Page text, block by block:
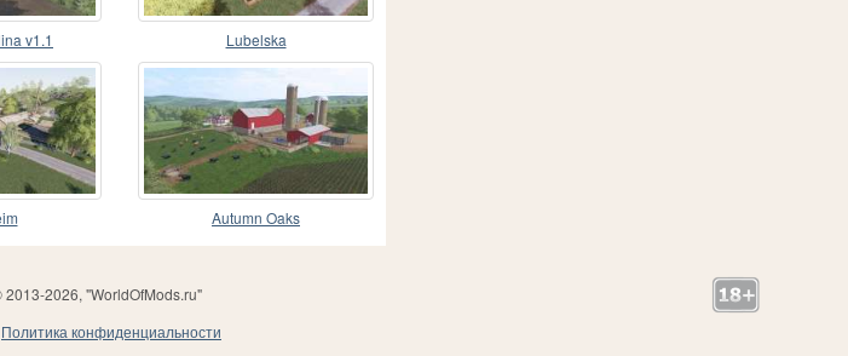
v1.1 Lubelska
Autumn Oaks
2013-2026, "WorldOfMods.ru"
Политика конфиденциальности